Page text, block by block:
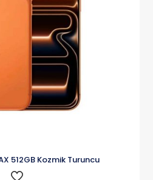
512GB Kozmik Turuncu